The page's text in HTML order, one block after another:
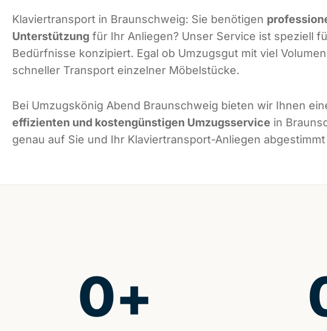
Klaviertransport in Braunschweig: Sie benötigen
Unterstützung für Ihr Anliegen? Unser Service ist speziell
Bedürfnisse konzipiert. Egal ob Umzugsgut mit viel
schneller Transport einzelner Möbelstücke.
Bei Umzugskönig Abend Braunschweig bieten wir Ihnen
effizienten und kostengünstigen Umzugsservice in
genau auf Sie und Ihr Klaviertransport-Anliegen abgestimmt
0+